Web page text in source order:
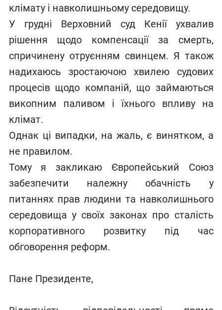
клімату і навколишньому середовищу.
У грудні Верховний суд Кенії ухвалив
рішення щодо компенсації за смерть,
спричинену отруєнням свинцем. Я також
надихаюсь зростаючою хвилею судових
процесів щодо компаній, що займаються
викопним паливом і їхнього впливу на
клімат.
Однак ці випадки, на жаль, є винятком, а
не правилом.
Тому я закликаю Європейський Союз
забезпечити належну обачність у
питаннях прав людини та навколишнього
середовища у своїх законах про сталість
корпоративного розвитку під час
обговорення реформ.
Пане Президенте,